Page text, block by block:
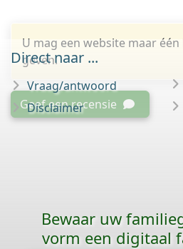
U mag een website maar
geven.
Geef een recensie
Direct naar ...
Vraag/antwoord
Disclaimer
Bewaar uw
vorm een digitaal